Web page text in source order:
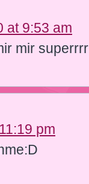
at 9:53 am
mir superrrr
pm